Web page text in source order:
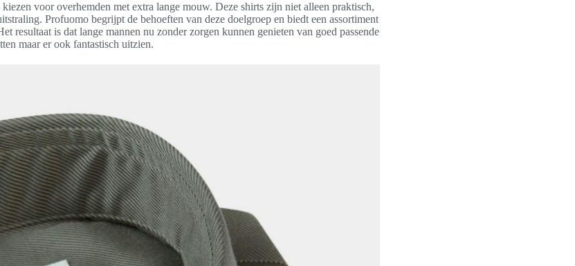
voor overhemden met extra lange mouw. Deze shirts zijn niet alleen praktisch,
Profuomo begrijpt de behoeften van deze doelgroep en biedt een assortiment
resultaat is dat lange mannen nu zonder zorgen kunnen genieten van goed passende
maar er ook fantastisch uitzien.